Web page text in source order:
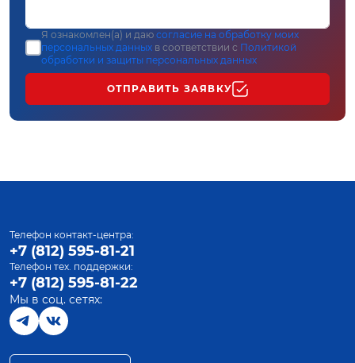
Я ознакомлен(а) и даю согласие на обработку моих
персональных данных в соответствии с Политикой
обработки и защиты персональных данных
ОТПРАВИТЬ ЗАЯВКУ
Телефон контакт-центра:
+7 (812) 595-81-21
Телефон тех. поддержки:
+7 (812) 595-81-22
Мы в соц. сетях: